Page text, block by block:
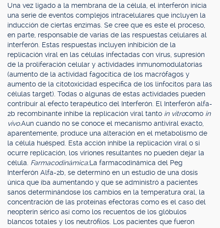
Una vez ligado a la membrana de la célula, el interferón inicia
una serie de eventos complejos intracelulares que incluyen la
inducción de ciertas enzimas. Se cree que es este el proceso,
en parte, responsable de varias de las respuestas celulares al
interferón. Estas respuestas incluyen inhibición de la
replicación viral en las células infectadas con virus, supresión
de la proliferación celular y actividades inmunomodulatorias
(aumento de la actividad fagocítica de los macrófagos y
aumento de la citotoxicidad específica de los linfocitos para las
células target). Todas o algunas de estas actividades pueden
contribuir al efecto terapéutico del Interferón. El Interferón alfa-
2b recombinante inhibe la replicación viral tanto in vitrocomo in
vivo.Aun cuando no se conoce el mecanismo antiviral exacto,
aparentemente, produce una alteración en el metabolismo de
la célula huésped. Esta acción inhibe la replicación viral o si
ocurre replicación, los viriones resultantes no pueden dejar la
célula. Farmacodinámica:La farmacodinámica del Peg
Interferón Alfa-2b, se determinó en un estudio de una dosis
única que iba aumentando y que se administró a pacientes
sanos determinándose los cambios en la temperatura oral, la
concentración de las proteínas efectoras como es el caso del
neopterin sérico así como los recuentos de los glóbulos
blancos totales y los neutrófilos. Los pacientes que fueron